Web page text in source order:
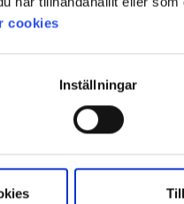
cookies
Inställningar
des angenehmen Stoffs und der